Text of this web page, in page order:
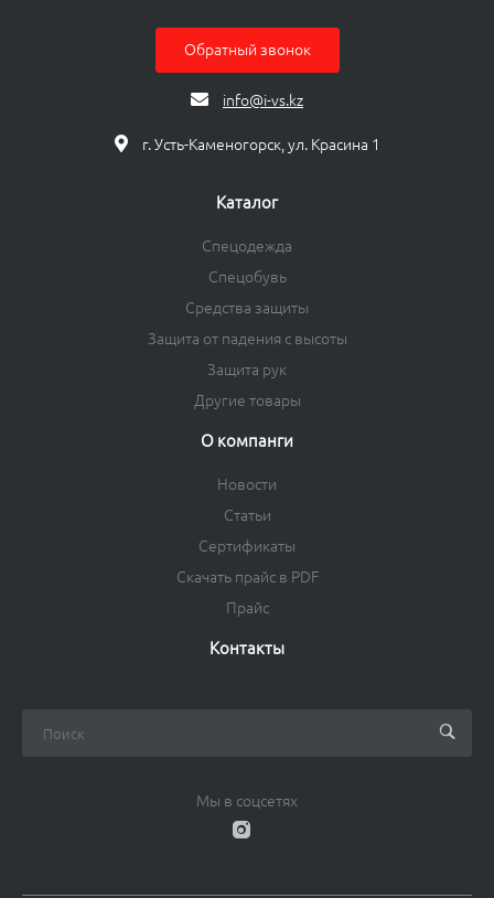
Обратный звонок
info@i-vs.kz
г. Усть-Каменогорск, ул. Красина 1
Каталог
Спецодежда
Спецобувь
Средства защиты
Защита от падения с высоты
Защита рук
Другие товары
О компанги
Новости
Статьи
Сертификаты
Скачать прайс в PDF
Прайс
Контакты
Мы в соцсетях